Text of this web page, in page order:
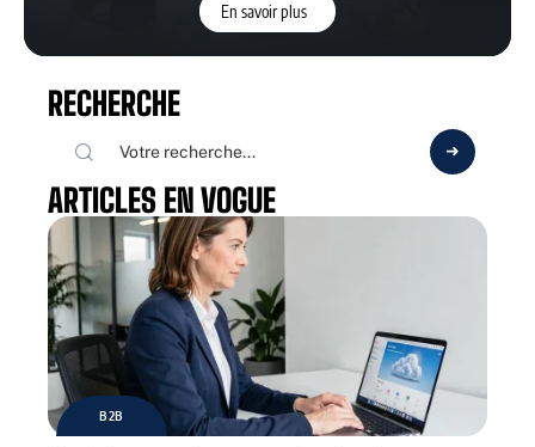
En savoir plus
RECHERCHE
ARTICLES EN VOGUE
B2B